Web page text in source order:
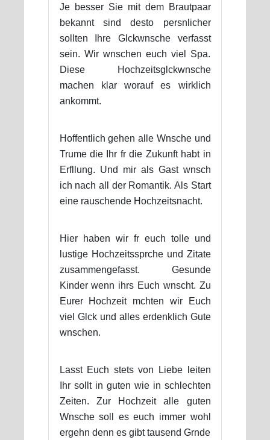
Je besser Sie mit dem Brautpaar
bekannt sind desto persnlicher
sollten Ihre Glckwnsche verfasst
sein. Wir wnschen euch viel Spa.
Diese Hochzeitsglckwnsche
machen klar worauf es wirklich
ankommt.
Hoffentlich gehen alle Wnsche und
Trume die Ihr fr die Zukunft habt in
Erfllung. Und mir als Gast wnsch
ich nach all der Romantik. Als Start
eine rauschende Hochzeitsnacht.
Hier haben wir fr euch tolle und
lustige Hochzeitssprche und Zitate
zusammengefasst. Gesunde
Kinder wenn ihrs Euch wnscht. Zu
Eurer Hochzeit mchten wir Euch
viel Glck und alles erdenklich Gute
wnschen.
Lasst Euch stets von Liebe leiten
Ihr sollt in guten wie in schlechten
Zeiten. Zur Hochzeit alle guten
Wnsche soll es euch immer wohl
ergehn denn es gibt tausend Grnde